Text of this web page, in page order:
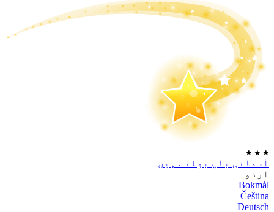
★
★
★
آسمانی باپ بولتے ہیں
اردو
Bokmål
Čeština
Deutsch